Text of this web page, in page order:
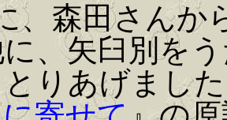
、森田さんか
、矢臼別を
りあげまし